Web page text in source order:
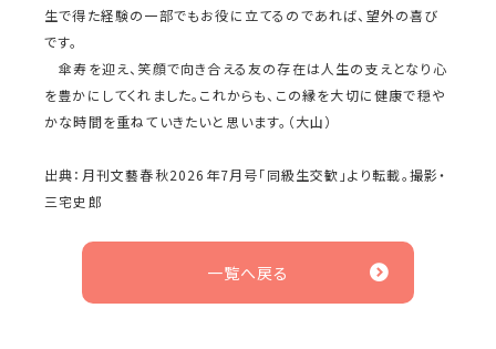
生で得た経験の一部でもお役に立てるのであれば、望外の喜び
です。
傘寿を迎え、笑顔で向き合える友の存在は人生の支えとなり心
を豊かにしてくれました。これからも、この縁を大切に健康で穏や
かな時間を重ねていきたいと思います。（大山）
出典：月刊文藝春秋2026年7月号「同級生交歓」より転載。撮影・
三宅史郎
一覧へ戻る